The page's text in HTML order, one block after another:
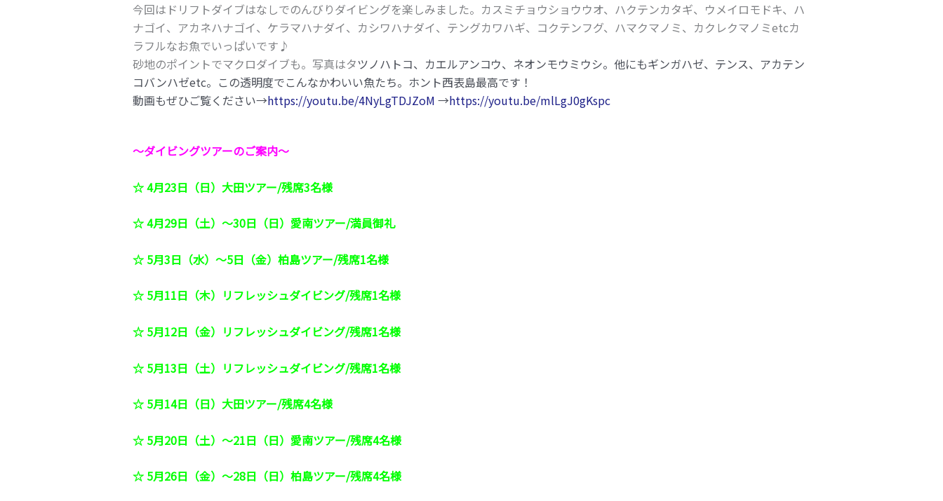
今回はドリフトダイブはなしでのんびりダイビングを楽しみました。カスミチョウショウウオ、ハクテンカタギ、ウメイロモドキ、ハ
ナゴイ、アカネハナゴイ、ケラマハナダイ、カシワハナダイ、テングカワハギ、コクテンフグ、ハマクマノミ、カクレクマノミetcカ
ラフルなお魚でいっぱいです♪
砂地のポイントでマクロダイブも。写真はタツノハトコ、カエルアンコウ、ネオンモウミウシ。他にもギンガハゼ、テンス、アカテン
コバンハゼetc。この透明度でこんなかわいい魚たち。ホント西表島最高です！
動画もぜひご覧ください→https://youtu.be/4NyLgTDJZoM →https://youtu.be/mlLgJ0gKspc
～ダイビングツアーのご案内～
☆ 4月23日（日）大田ツアー/残席3名様
☆ 4月29日（土）～30日（日）愛南ツアー/満員御礼
☆ 5月3日（水）～5日（金）柏島ツアー/残席1名様
☆ 5月11日（木）リフレッシュダイビング/残席1名様
☆ 5月12日（金）リフレッシュダイビング/残席1名様
☆ 5月13日（土）リフレッシュダイビング/残席1名様
☆ 5月14日（日）大田ツアー/残席4名様
☆ 5月20日（土）～21日（日）愛南ツアー/残席4名様
☆ 5月26日（金）～28日（日）柏島ツアー/残席4名様